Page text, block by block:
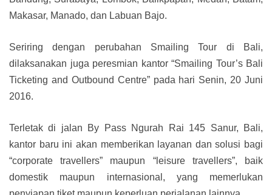
Makasar, Manado, dan Labuan Bajo.
Seriring dengan perubahan Smailing Tour di Bali,
dilaksanakan juga peresmian kantor “Smailing Tour’s Bali
Ticketing and Outbound Centre” pada hari Senin, 20 Juni
2016.
Terletak di jalan By Pass Ngurah Rai 145 Sanur, Bali,
kantor baru ini akan memberikan layanan dan solusi bagi
“corporate travellers” maupun “leisure travellers”, baik
domestik maupun internasional, yang memerlukan